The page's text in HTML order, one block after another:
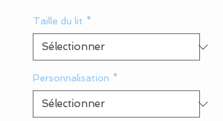
Taille du lit *
Personnalisation *